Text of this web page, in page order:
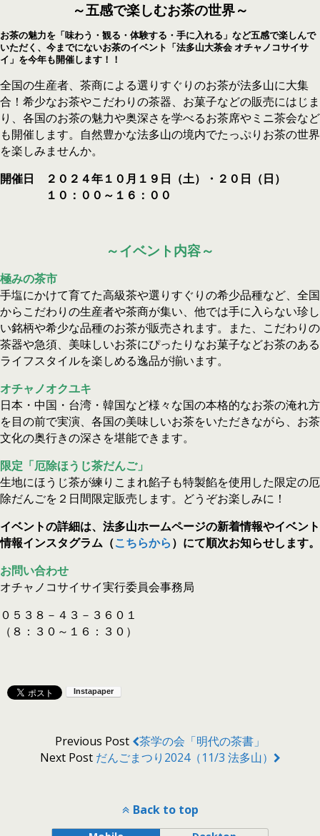
～五感で楽しむお茶の世界～
お茶の魅力を「味わう・観る・体験する・手に入れる」など五感で楽しんで
いただく、今までにないお茶のイベント「法多山大茶会 オチャノコサイサ
イ」を今年も開催します！！
全国の生産者、茶商による選りすぐりのお茶が法多山に大集
合！希少なお茶やこだわりの茶器、お菓子などの販売にはじま
り、各国のお茶の魅力や奥深さを学べるお茶席やミニ茶会など
も開催します。自然豊かな法多山の境内でたっぷりお茶の世界
を楽しみませんか。
開催日 ２０２４年１０月１９日（土）・２０日（日）
１０：００～１６：００
～イベント内容～
極みの茶市
手塩にかけて育てた高級茶や選りすぐりの希少品種など、全国
からこだわりの生産者や茶商が集い、他では手に入らない珍し
い銘柄や希少な品種のお茶が販売されます。また、こだわりの
茶器や急須、美味しいお茶にぴったりなお菓子などお茶のある
ライフスタイルを楽しめる逸品が揃います。
オチャノオクユキ
日本・中国・台湾・韓国など様々な国の本格的なお茶の淹れ方
を目の前で実演、各国の美味しいお茶をいただきながら、お茶
文化の奥行きの深さを堪能できます。
限定「厄除ほうじ茶だんご」
生地にほうじ茶が練りこまれ餡子も特製餡を使用した限定の厄
除だんごを２日間限定販売します。どうぞお楽しみに！
イベントの詳細は、法多山ホームページの新着情報やイベント
情報インスタグラム（こちらから）にて順次お知らせします。
お問い合わせ
オチャノコサイサイ実行委員会事務局
０５３８－４３－３６０１
（８：３０～１６：３０）
Previous Post
茶学の会「明代の茶書」
Next Post だんごまつり2024（11/3 法多山）
Back to top